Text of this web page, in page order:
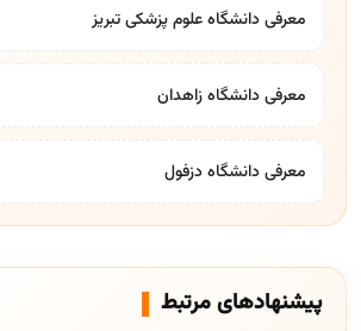
معرفی دانشگاه علوم پزشکی تبریز
معرفی دانشگاه زاهدان
معرفی دانشگاه دزفول
پیشنهادهای مرتبط